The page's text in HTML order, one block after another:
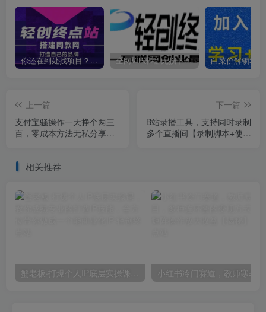
你还在到处找项目？还在当韭菜？我靠卖项目一个月收入5万+，曾经我也是个失败者。 全网VIP课程 无损下载~
上一篇
支付宝骚操作一天挣个两三
百，零成本方法无私分享给
下一篇
B站录播工具，支持同时录制
多个直播间【录制脚本+使用
相关推荐
蟹老板·打爆个人IP底层实操课，教你成熟专业的打造IP技能，全方位带你做成一个能商业化IP